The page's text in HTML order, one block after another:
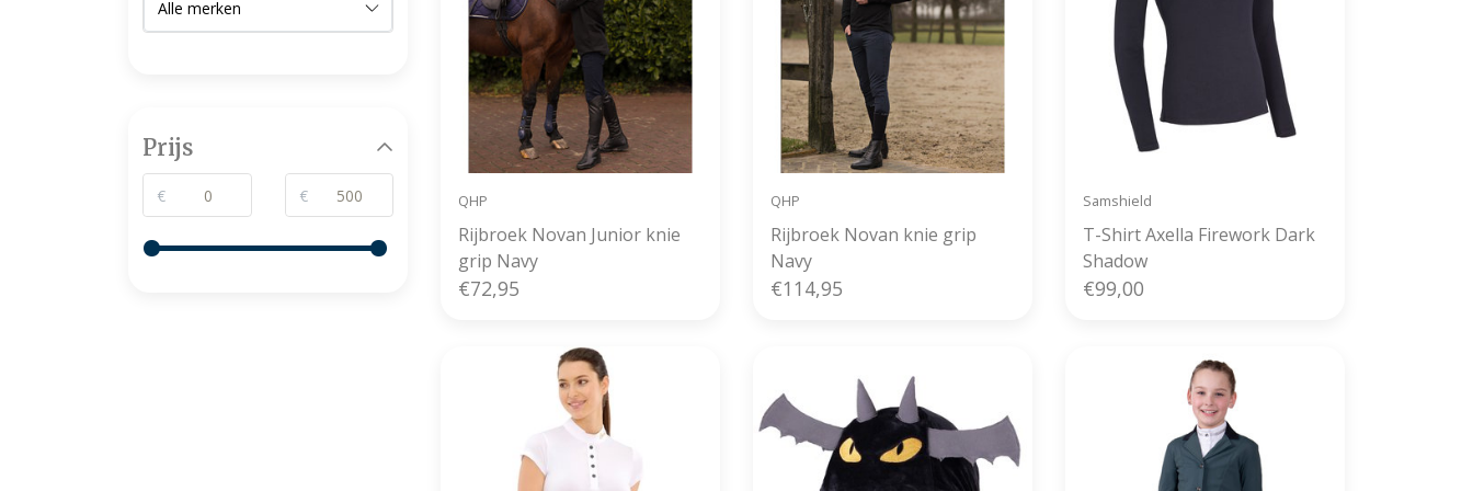
QHP
Rijbroek Novan Junior knie
grip Navy
€72,95
QHP
Rijbroek Novan knie grip
Navy
€114,95
Samshield
T-Shirt Axella Firework Dark
Shadow
€99,00
Prijs
€ €